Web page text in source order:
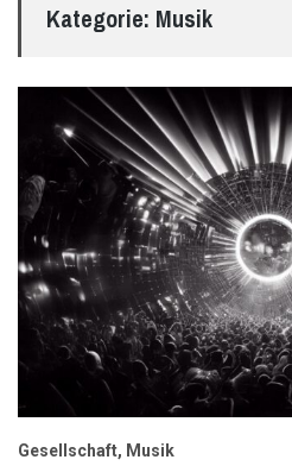
Kategorie: Musik
Gesellschaft Musik